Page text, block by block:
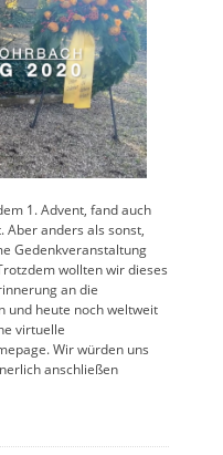
1. Advent, fand auch
Aber anders als sonst,
Gedenkveranstaltung
wollten wir dieses
an die
und heute noch weltweit
virtuelle
Wir würden uns
anschließen